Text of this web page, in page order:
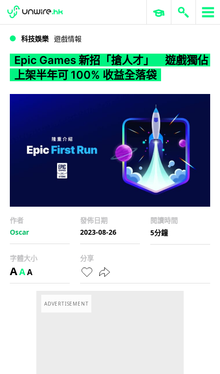
WWDC 2026 ERP 與商業 AI
科技娛樂 遊戲情報
Epic Games 新招「搶人才」 遊戲獨佔
上架半年可 100% 收益全落袋
作者
Oscar
發佈日期
2023-08-26
閱讀時間
5分鐘
字體大小
AAA
分享
ADVERTISEMENT